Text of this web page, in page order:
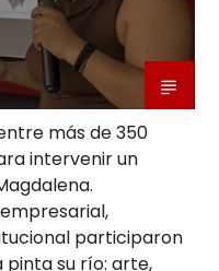
más de 350
intervenir un
participaron
pinta su río: arte,